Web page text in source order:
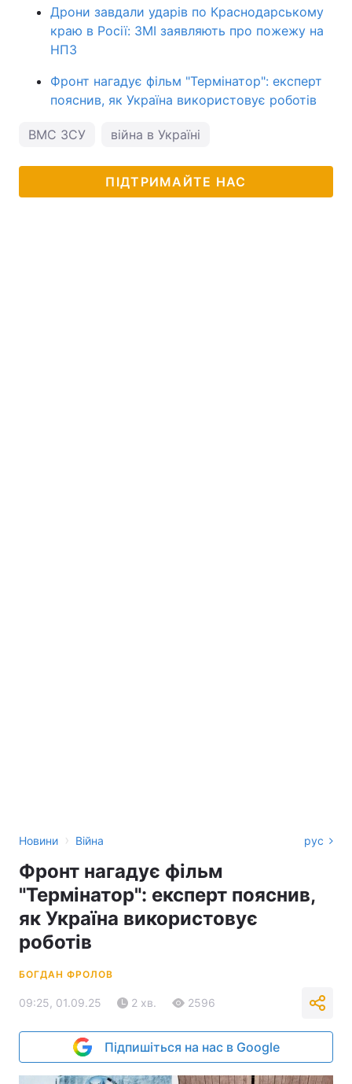
Дрони завдали ударів по Краснодарському
краю в Росії: ЗМІ заявляють про пожежу на
НПЗ
Фронт нагадує фільм "Термінатор": експерт
пояснив, як Україна використовує роботів
ВМС ЗСУ війна в Україні
ПІДТРИМАЙТЕ НАС
Новини › Війна рус
Фронт нагадує фільм
"Термінатор": експерт пояснив,
як Україна використовує
роботів
БОГДАН ФРОЛОВ
09:25, 01.09.25 2 хв. 2596
Підпишіться на нас в Google